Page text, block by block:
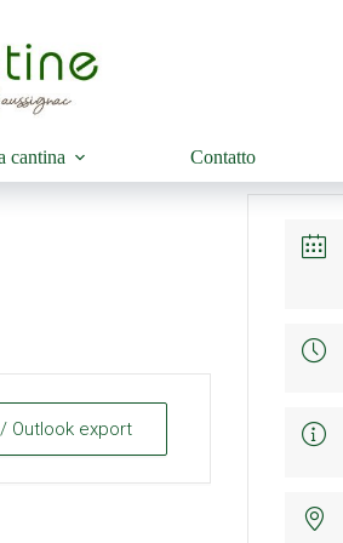
cantina Contatto
Outlook export